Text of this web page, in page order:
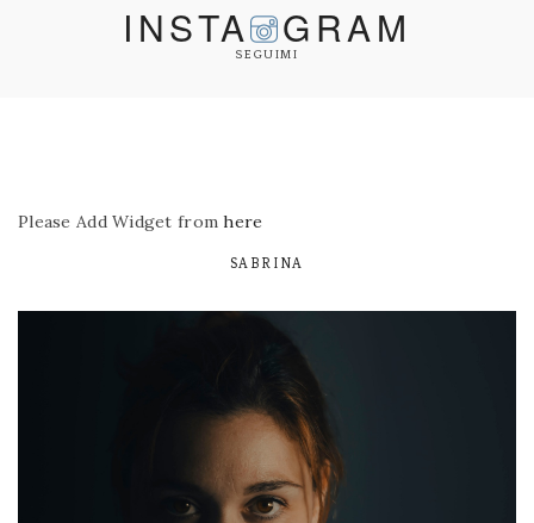
INSTA GRAM
SEGUIMI
Please Add Widget fromhere
SABRINA